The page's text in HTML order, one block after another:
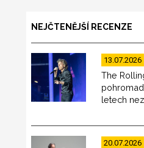
NEJČTENĚJŠÍ RECENZE
13.07.2026
The
letech
20.07.2026